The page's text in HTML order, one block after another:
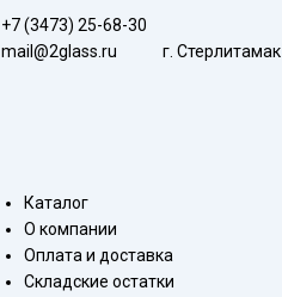
+7 (3473) 25-68-30
mail@2glass.ru
г. Стерлитамак
Каталог
О компании
Оплата и доставка
Складские остатки
Меню